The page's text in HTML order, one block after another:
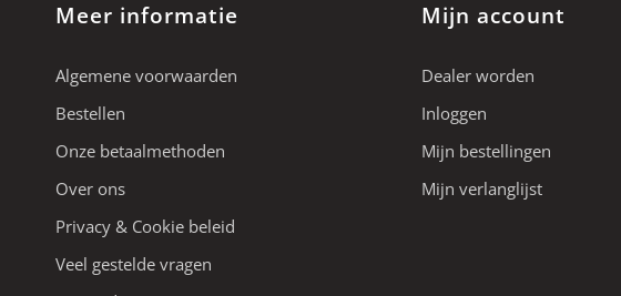
Meer informatie
Algemene voorwaarden
Bestellen
Onze betaalmethoden
Over ons
Privacy & Cookie beleid
Veel gestelde vragen
Mijn account
Dealer worden
Inloggen
Mijn bestellingen
Mijn verlanglijst